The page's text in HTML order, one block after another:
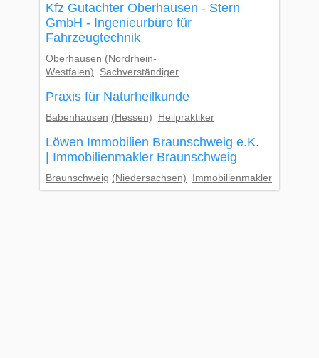
Kfz Gutachter Oberhausen - Stern
GmbH - Ingenieurbüro für
Fahrzeugtechnik
Oberhausen (Nordrhein-
Westfalen)
Sachverständiger
Praxis für Naturheilkunde
Babenhausen (Hessen) Heilpraktiker
Löwen Immobilien Braunschweig e.K.
| Immobilienmakler Braunschweig
Braunschweig (Niedersachsen) Immobilienmakler